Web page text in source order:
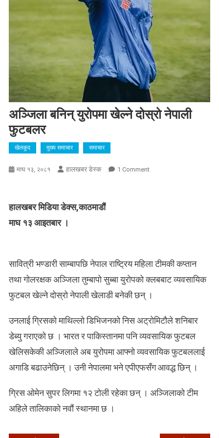
अञ्जिला बनिन् युरोपमा खेल्ने दोस्रो नेपाली
फुटबलर
खेलकुद मुख्य समाचार समाचार
माघ १३, २०८१ हालखबर डेस्क 1 CommentOn
हालखबर मिडिया डेक्स,काठमाडौं
माघ १३ आइतबार ।
सावित्री भण्डारी साम्बापछि नेपाल राष्ट्रिय महिला टीमकी कप्तान
तथा गोलरक्षक अञ्जिला तुम्बापो सुब्बा युरोपको क्लबबाट व्यवसायिक
फुटबल खेल्ने दोस्रो नेपाली खेलाडी बनेकी छन् ।
उनलाई ग्रिसको माथिल्लो डिभिजनको निस अट्रोमिटौले शनिबार
डेब्यु गराएको छ । भारत र पाकिस्तानमा पनि व्यवसायिक फुटबल
खेलिसकेकी अञ्जिलाले अब युरोपमा आफ्नो व्यवसायिक फुटबललाई
अगाडि बढाउनेछिन् । उनी नेपालमा भने एपीएफसँग आवद्ध छिन् ।
ग्रिस ओमेन सुपर लिगमा १२ टोली रहेका छन् । अञ्जिलाको टीम
अहिले तालिकाको नवौं स्थानमा छ ।